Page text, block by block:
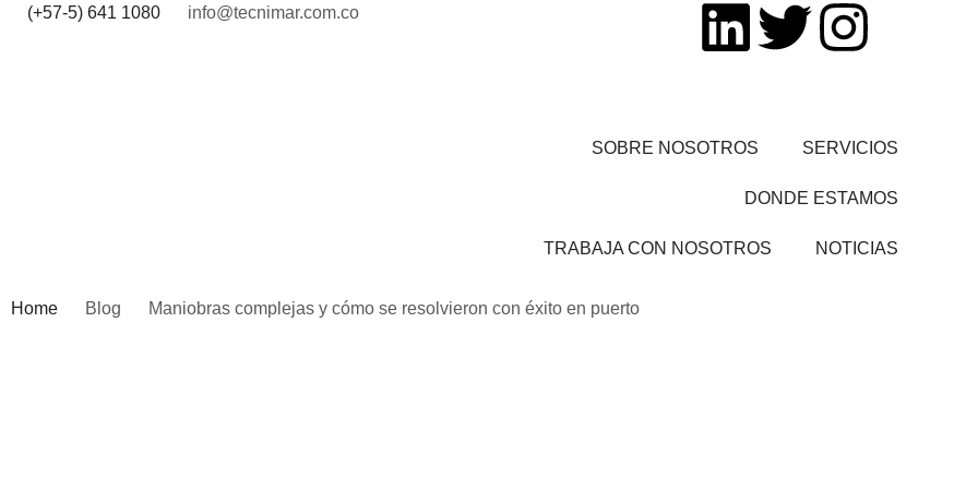
(+57-5) 641 1080 info@tecnimar.com.co
SOBRE NOSOTROS SERVICIOS
DONDE ESTAMOS
TRABAJA CON NOSOTROS NOTICIAS
Home Blog Maniobras complejas y cómo se resolvieron con éxito en puerto